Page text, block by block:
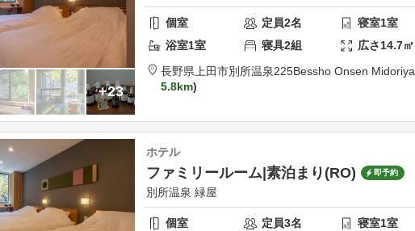
+23
個室 定員2名 寝室1室
浴室1室 寝具2組 広さ14.7㎡
長野県 上田市別所温泉225Bessho Onsen Midoriya
5.8km
ホテル
ファミリールーム|素泊まり(RO) 即予約
別所温泉 緑屋
個室 定員3名 寝室1室